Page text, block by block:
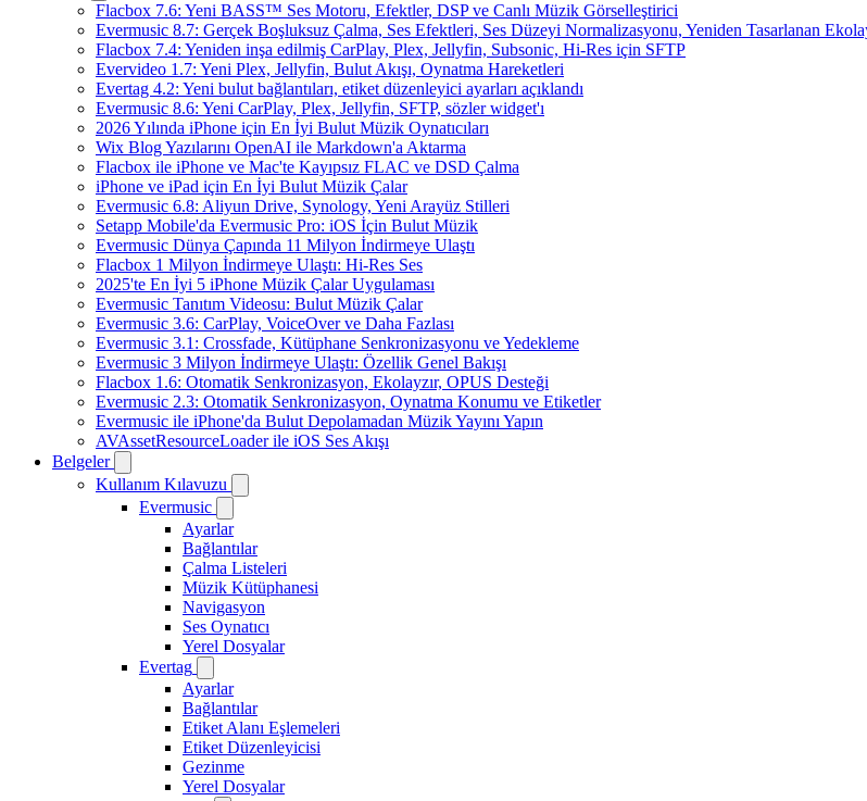
Flacbox 7.6: Yeni BASS™ Ses Motoru, Efektler, DSP ve Canlı Müzik Görselleştirici
Evermusic 8.7: Gerçek Boşluksuz Çalma, Ses Efektleri, Ses Düzeyi Normalizasyonu, Yeniden Tasarlanan
Flacbox 7.4: Yeniden inşa edilmiş CarPlay, Plex, Jellyfin, Subsonic, Hi-Res için SFTP
Evervideo 1.7: Yeni Plex, Jellyfin, Bulut Akışı, Oynatma Hareketleri
Evertag 4.2: Yeni bulut bağlantıları, etiket düzenleyici ayarları açıklandı
Evermusic 8.6: Yeni CarPlay, Plex, Jellyfin, SFTP, sözler widget'ı
2026 Yılında iPhone için En İyi Bulut Müzik Oynatıcıları
Wix Blog Yazılarını OpenAI ile Markdown'a Aktarma
Flacbox ile iPhone ve Mac'te Kayıpsız FLAC ve DSD Çalma
iPhone ve iPad için En İyi Bulut Müzik Çalar
Evermusic 6.8: Aliyun Drive, Synology, Yeni Arayüz Stilleri
Setapp Mobile'da Evermusic Pro: iOS İçin Bulut Müzik
Evermusic Dünya Çapında 11 Milyon İndirmeye Ulaştı
Flacbox 1 Milyon İndirmeye Ulaştı: Hi-Res Ses
2025'te En İyi 5 iPhone Müzik Çalar Uygulaması
Evermusic Tanıtım Videosu: Bulut Müzik Çalar
Evermusic 3.6: CarPlay, VoiceOver ve Daha Fazlası
Evermusic 3.1: Crossfade, Kütüphane Senkronizasyonu ve Yedekleme
Evermusic 3 Milyon İndirmeye Ulaştı: Özellik Genel Bakışı
Flacbox 1.6: Otomatik Senkronizasyon, Ekolayzır, OPUS Desteği
Evermusic 2.3: Otomatik Senkronizasyon, Oynatma Konumu ve Etiketler
Evermusic ile iPhone'da Bulut Depolamadan Müzik Yayını Yapın
AVAssetResourceLoader ile iOS Ses Akışı
Belgeler
Kullanım Kılavuzu
Evermusic
Ayarlar
Bağlantılar
Çalma Listeleri
Müzik Kütüphanesi
Navigasyon
Ses Oynatıcı
Yerel Dosyalar
Evertag
Ayarlar
Bağlantılar
Etiket Alanı Eşlemeleri
Etiket Düzenleyicisi
Gezinme
Yerel Dosyalar